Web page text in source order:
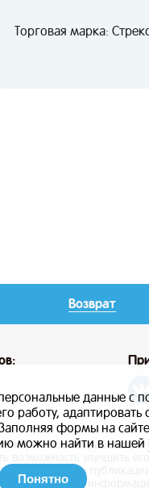
Торговая марка:
Возврат
а также
возможность улучшить
маркетинг и
использование
данные с
работу,
формы на
можно найти в нашей
Понятно